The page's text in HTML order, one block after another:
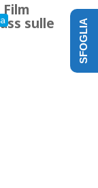
sulle SFOGLIA